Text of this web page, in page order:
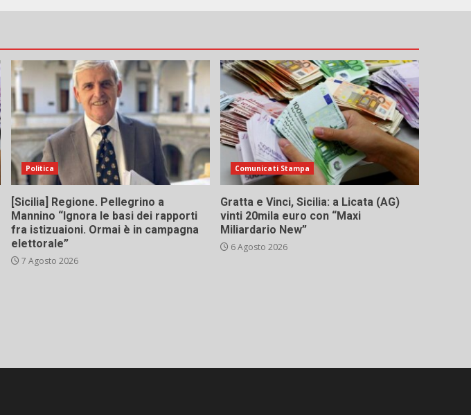
Politica
[Sicilia] Regione. Pellegrino a
Mannino “Ignora le basi dei rapporti
fra istizuaioni. Ormai è in campagna
elettorale”
7 Agosto 2026
Comunicati Stampa
Gratta e Vinci, Sicilia: a Licata (AG)
vinti 20mila euro con “Maxi
Miliardario New”
6 Agosto 2026